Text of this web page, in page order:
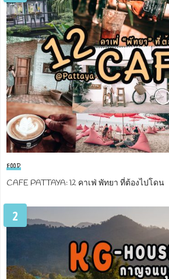
FOOD
CAFE PATTAYA: 12 คาเฟ่ พัทยา ที่ต้องไปโดน
2